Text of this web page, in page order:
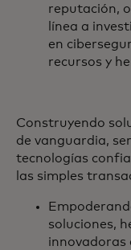
reputación,
línea a
en
recursos y
Construyendo
de vanguardia,
tecnologías
las simples
soluciones,
innovadoras